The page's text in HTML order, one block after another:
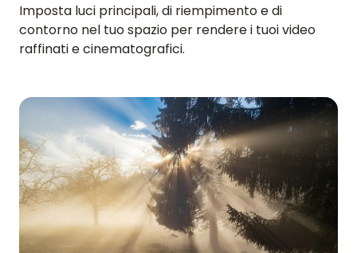
Imposta luci principali, di riempimento e di
contorno nel tuo spazio per rendere i tuoi video
raffinati e cinematografici.